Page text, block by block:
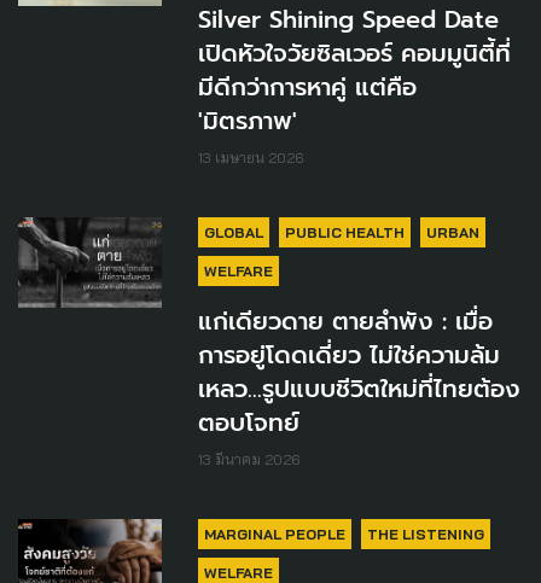
Silver Shining Speed Date
เปิดหัวใจวัยซิลเวอร์ คอมมูนิตี้ที่
มีดีกว่าการหาคู่ แต่คือ
'มิตรภาพ'
13 เมษายน 2026
GLOBAL PUBLIC HEALTH URBAN
WELFARE
แก่เดียวดาย ตายลำพัง : เมื่อ
การอยู่โดดเดี่ยว ไม่ใช่ความล้ม
เหลว...รูปแบบชีวิตใหม่ที่ไทยต้อง
ตอบโจทย์
13 มีนาคม 2026
MARGINAL PEOPLE THE LISTENING
WELFARE